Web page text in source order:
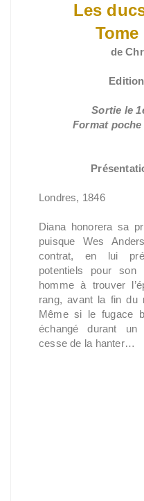
Les
de
Sortie le
Format poche
Londres, 1846
Diana honorera sa
puisque Wes
contrat, en lui
potentiels pour son
homme à trouver
rang, avant la fin du
Même si le fugace
échangé durant un
cesse de la hanter…